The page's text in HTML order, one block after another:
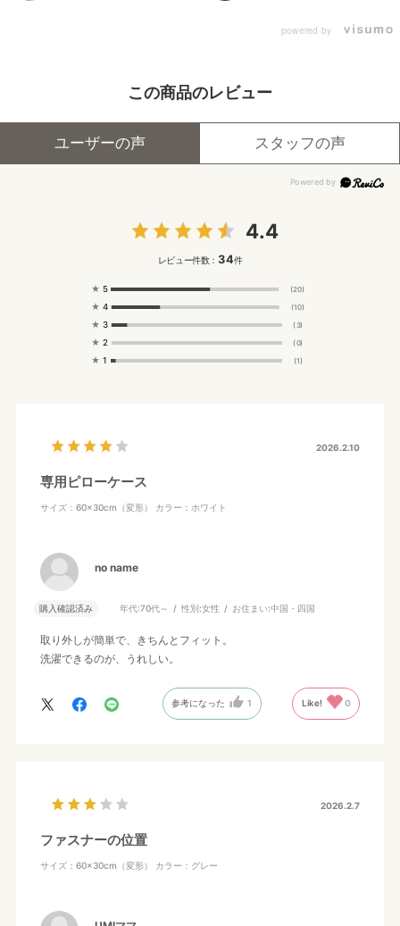
powered by
この商品のレビュー
ユーザーの声 スタッフの声
4.4
レビュー件数： 34件
★ 5 (20)
★ 4 (10)
★ 3 (3)
★ 2 (0)
★ 1 (1)
2026.2.10
専用ピローケース
サイズ：60×30cm（変形） カラー：ホワイト
no name
購入確認済み 年代:70代～ 性別:女性 お住まい:中国・四国
取り外しが簡単で、きちんとフィット。
洗濯できるのが、うれしい。
参考になった 1 Like! 0
2026.2.7
ファスナーの位置
サイズ：60×30cm（変形） カラー：グレー